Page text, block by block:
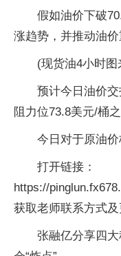
假如油价下破
涨趋势，并推动油价
(现货油4小时
预计今日油价
阻力位73.8美元/桶之
今日对于原油价
打开链接：
https://
获取老师联系方式及
张融亿分享四